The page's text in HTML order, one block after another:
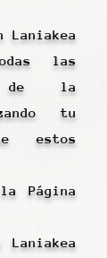
las
de la
tu
estos
Página